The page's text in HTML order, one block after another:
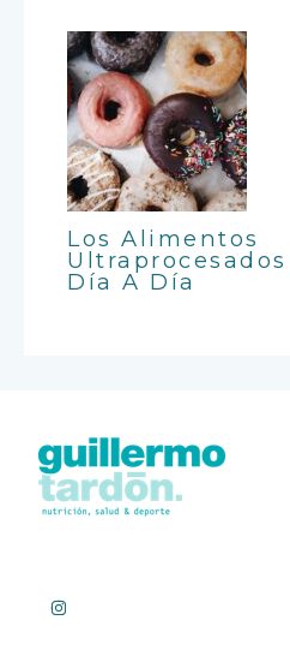
Los Alimentos
Día A Día